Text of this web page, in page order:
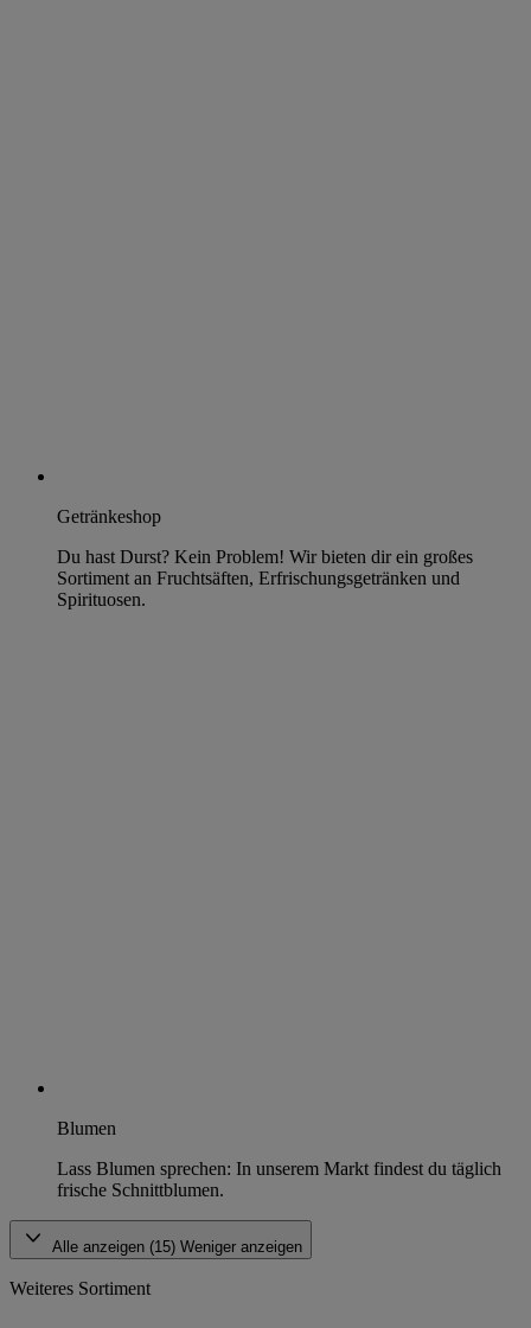
Getränkeshop
Du hast Durst? Kein Problem! Wir bieten dir ein großes
Sortiment an Fruchtsäften, Erfrischungsgetränken und
Spirituosen.
Blumen
Lass Blumen sprechen: In unserem Markt findest du täglich
frische Schnittblumen.
Alle anzeigen (15) Weniger anzeigen
Weiteres Sortiment